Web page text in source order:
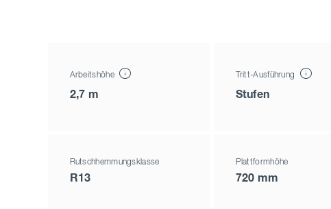
Arbeitshöhe
2,7 m
Tritt-Ausführung
Stufen
Rutschhemmungsklasse
R13
Plattformhöhe
720 mm